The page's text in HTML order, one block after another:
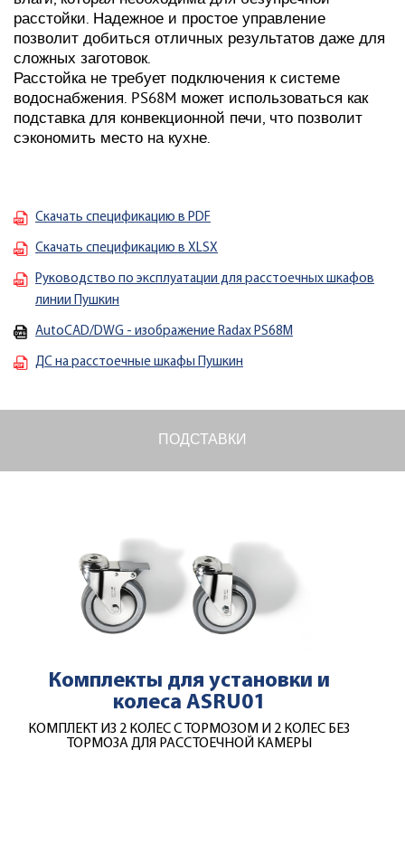
расстойки. Надежное и простое управление
позволит добиться отличных результатов даже для
сложных заготовок.
Расстойка не требует подключения к системе
водоснабжения. PS68M может использоваться как
подставка для конвекционной печи, что позволит
сэкономить место на кухне.
Скачать спецификацию в PDF
Скачать спецификацию в XLSX
Руководство по эксплуатации для расстоечных шкафов
линии Пушкин
AutoCAD/DWG - изображение Radax PS68M
ДС на расстоечные шкафы Пушкин
ПОДСТАВКИ
Комплекты для установки и
колеса ASRU01
КОМПЛЕКТ ИЗ 2 КОЛЕС С ТОРМОЗОМ И 2 КОЛЕС БЕЗ
ТОРМОЗА ДЛЯ РАССТОЕЧНОЙ КАМЕРЫ